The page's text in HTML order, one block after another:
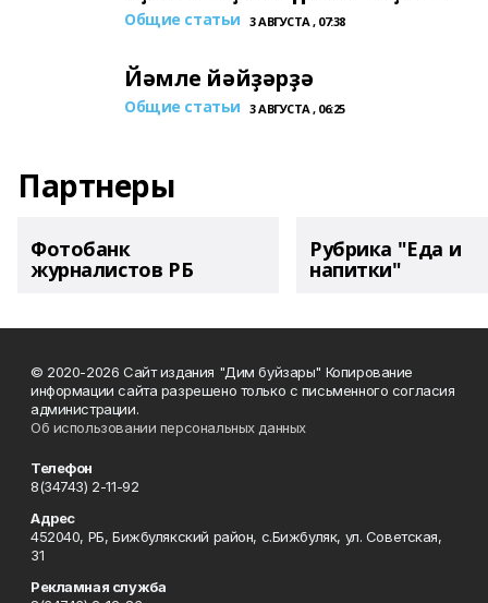
Общие статьи 3 АВГУСТА , 07:38
Йәмле йәйҙәрҙә
Общие статьи 3 АВГУСТА , 06:25
Партнеры
Фотобанк
журналистов РБ
Рубрика "Еда и
напитки"
© 2020-2026 Сайт издания "Дим буйзары" Копирование
информации сайта разрешено только с письменного согласия
администрации.
Об использовании персональных данных
Телефон
8(34743) 2-11-92
Адрес
452040, РБ, Бижбулякский район, с.Бижбуляк, ул. Советская,
31
Рекламная служба